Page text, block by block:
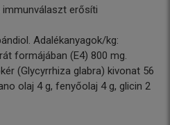
erősíti
Adalékanyagok/kg:
formájában (E4) 800 mg.
(Glycyrrhiza glabra) kivonat 56
olaj 4 g, fenyőolaj 4 g, glicin 2